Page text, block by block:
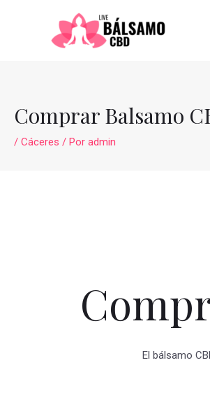
Comprar Balsamo
/ Cáceres / Por admin
El bálsamo